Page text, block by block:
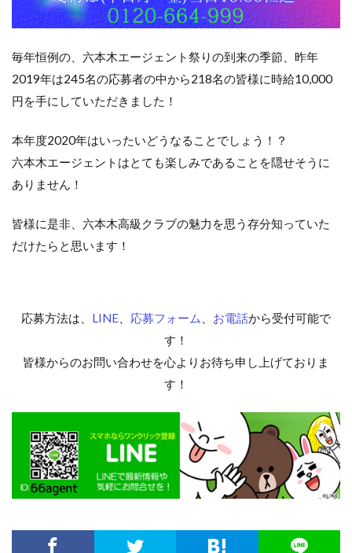
毎年恒例の、六本木エージェント祭りの到来の季節、昨年
2019年は245名の応募者の中から218名の皆様に時給10,000
円を手にしていただきました！
本年度2020年はいったいどうなることでしょう！？
六本木エージェントはとても楽しみであることを隠せそうに
ありません！
皆様に是非、六本木高級クラブの魅力を思う存分知っていた
だけたらと思います！
応募方法は、 LINE 応募フォーム お電話から受付可能で
す！
皆様からのお問い合わせを心よりお待ち申し上げておりま
す！